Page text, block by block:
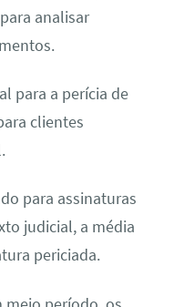
analisar
para a perícia de
clientes
para assinaturas
judicial, a média
periciada.